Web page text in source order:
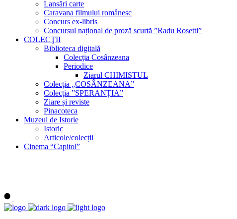
Lansări carte
Caravana filmului românesc
Concurs ex-libris
Concursul național de proză scurtă ”Radu Rosetti”
COLECŢII
Biblioteca digitală
Colecţia Cosânzeana
Periodice
Ziarul CHIMISTUL
Colecția „COSÂNZEANA”
Colecția ”SPERANȚIA”
Ziare și reviste
Pinacoteca
Muzeul de Istorie
Istoric
Articole/colecții
Cinema “Capitol”